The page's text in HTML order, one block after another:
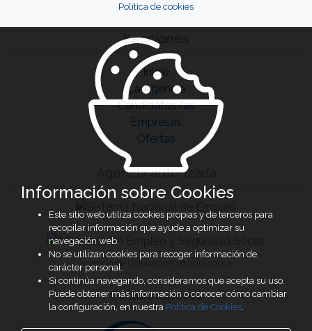
Política de cookies
Secciones
Inicio
La Agencia
Candidatos/as
Empresas
Ofertas
Agencia autorizada
Agencia de Colocación 1600000091
Colaboradores
Información sobre Cookies
Este sitio web utiliza cookies propias y de terceros para
recopilar información que ayude a optimizar su
navegación web.
No se utilizan cookies para recoger información de
carácter personal.
Si continúa navegando, consideramos que acepta su uso.
Puede obtener más información o conocer cómo cambiar
la configuración, en nuestra Política de Cookies.